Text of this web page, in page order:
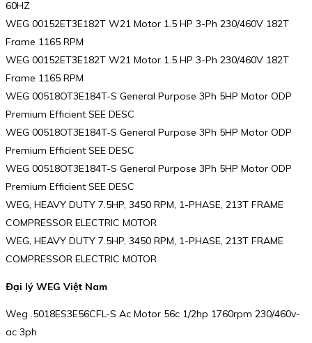
60HZ
WEG 00152ET3E182T W21 Motor 1.5 HP 3-Ph 230/460V 182T
Frame 1165 RPM
WEG 00152ET3E182T W21 Motor 1.5 HP 3-Ph 230/460V 182T
Frame 1165 RPM
WEG 00518OT3E184T-S General Purpose 3Ph 5HP Motor ODP
Premium Efficient SEE DESC
WEG 00518OT3E184T-S General Purpose 3Ph 5HP Motor ODP
Premium Efficient SEE DESC
WEG 00518OT3E184T-S General Purpose 3Ph 5HP Motor ODP
Premium Efficient SEE DESC
WEG, HEAVY DUTY 7.5HP, 3450 RPM, 1-PHASE, 213T FRAME
COMPRESSOR ELECTRIC MOTOR
WEG, HEAVY DUTY 7.5HP, 3450 RPM, 1-PHASE, 213T FRAME
COMPRESSOR ELECTRIC MOTOR
Đại lý WEG Việt Nam
Weg .5018ES3E56CFL-S Ac Motor 56c 1/2hp 1760rpm 230/460v-
ac 3ph